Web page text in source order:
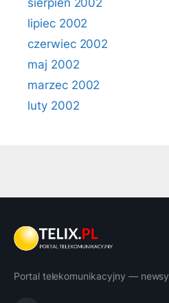
sierpień 2002
lipiec 2002
czerwiec 2002
maj 2002
marzec 2002
luty 2002
Portal telekomunikacyjny —